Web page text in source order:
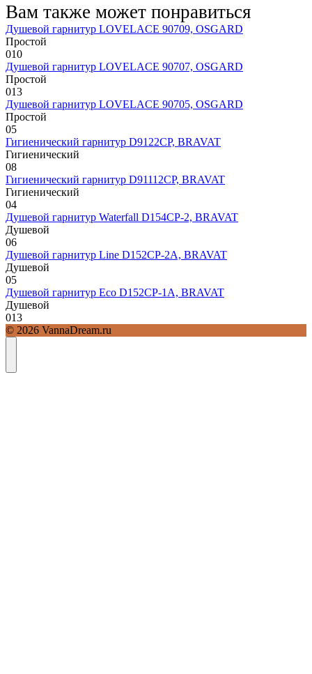
Вам также может понравиться
Душевой гарнитур LOVELACE 90709, OSGARD
Простой
010
Душевой гарнитур LOVELACE 90707, OSGARD
Простой
013
Душевой гарнитур LOVELACE 90705, OSGARD
Простой
05
Гигиенический гарнитур D9122CP, BRAVAT
Гигиенический
08
Гигиенический гарнитур D91112CP, BRAVAT
Гигиенический
04
Душевой гарнитур Waterfall D154CP-2, BRAVAT
Душевой
06
Душевой гарнитур Line D152CP-2A, BRAVAT
Душевой
05
Душевой гарнитур Eco D152CP-1A, BRAVAT
Душевой
013
© 2026 VannaDream.ru